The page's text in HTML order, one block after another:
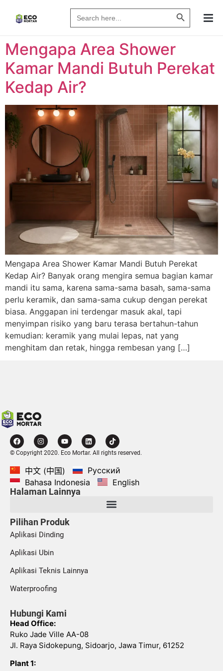
Search
for:
Search
Mengapa Area Shower
Kamar Mandi Butuh Perekat
Kedap Air?
Mengapa Area Shower Kamar Mandi Butuh Perekat
Kedap Air? Banyak orang mengira semua bagian kamar
mandi itu sama, karena sama-sama basah, sama-sama
perlu keramik, dan sama-sama cukup dengan perekat
biasa. Anggapan ini terdengar masuk akal, tapi
menyimpan risiko yang baru terasa bertahun-tahun
kemudian: keramik yang mulai lepas, nat yang
menghitam dan retak, hingga rembesan yang […]
© Copyright 2020. Eco Mortar. All rights reserved.
中文 (中国)
Русский
Bahasa Indonesia
English
Halaman Lainnya
Pilihan Produk
Aplikasi Dinding
Aplikasi Ubin
Aplikasi Teknis Lainnya
Waterproofing
Hubungi Kami
Head Office:
Ruko Jade Ville AA-08
Jl. Raya Sidokepung, Sidoarjo, Jawa Timur, 61252
Plant 1: